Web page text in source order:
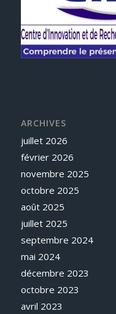
ARCHIVES
juillet 2026
février 2026
novembre 2025
octobre 2025
août 2025
juillet 2025
septembre 2024
mai 2024
décembre 2023
octobre 2023
avril 2023